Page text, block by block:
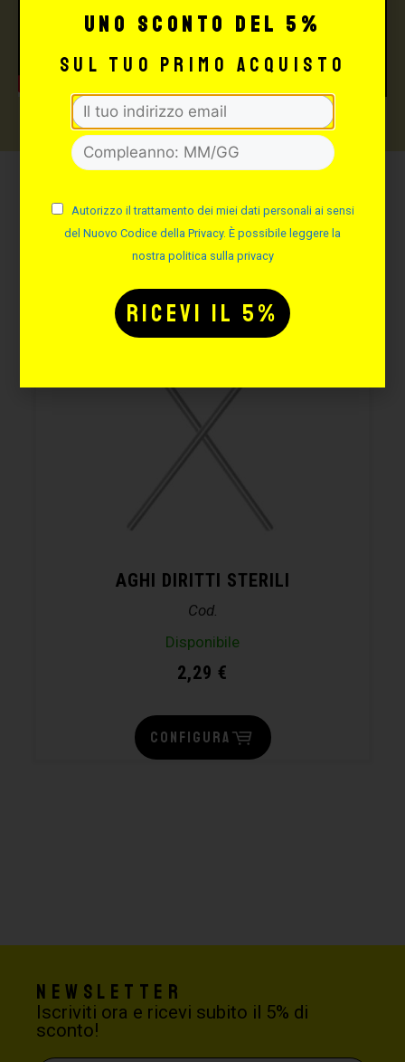
Potrebbe interessarti
anche:
AGHI DIRITTI STERILI
Cod.
Disponibile
2,29 €
CONFIGURA
Newsletter
Iscriviti ora e ricevi subito il 5% di
sconto!
uno sconto del 5%
sul tuo primo acquisto
Autorizzo il trattamento dei miei dati personali ai sensi
del Nuovo Codice della Privacy. È possibile leggere la
nostra politica sulla privacy